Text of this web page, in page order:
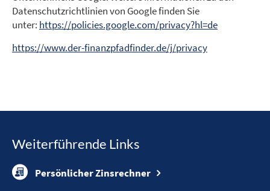
Datenschutzrichtlinien von Google finden Sie
unter: https://policies.google.com/privacy?hl=de
https://www.der-finanzpfadfinder.de/j/privacy
Weiterführende Links
Persönlicher Zinsrechner